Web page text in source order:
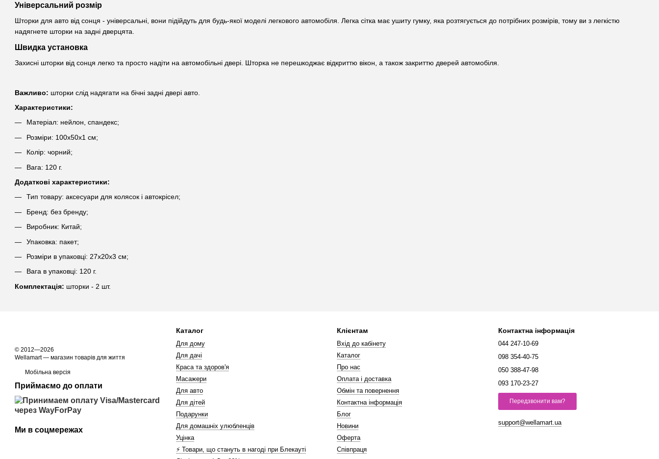
Універсальний розмір
Шторки для авто від сонця - універсальні, вони підійдуть для будь-якої моделі легкового автомобіля. Легка сітка має ушиту гумку, яка розтягується до потрібних розмірів, тому ви з легкістю
надягнете шторки на задні дверцята.
Швидка установка
Захисні шторки від сонця легко та просто надіти на автомобільні двері. Шторка не перешкоджає відкриттю вікон, а також закриттю дверей автомобіля.
Важливо: шторки слід надягати на бічні задні двері авто.
Характеристики:
Матеріал: нейлон, спандекс;
Розміри: 100х50х1 см;
Колір: чорний;
Вага: 120 г.
Додаткові характеристики:
Тип товару: аксесуари для колясок і автокрісел;
Бренд: без бренду;
Виробник: Китай;
Упаковка: пакет;
Розміри в упаковці: 27х20х3 см;
Вага в упаковці: 120 г.
Комплектація: шторки - 2 шт.
© 2012—2026
Wellamart — магазин товарів для життя
Мобільна версія
Приймаємо до оплати
Ми в соцмережах
Каталог
Для дому
Для дачі
Краса та здоров'я
Масажери
Для авто
Для дітей
Подарунки
Для домашніх улюбленців
Уцінка
⚡️ Товари, що стануть в нагоді при Блекауті
Клієнтам
Вхід до кабінету
Каталог
Про нас
Оплата і доставка
Обмін та повернення
Контактна інформація
Блог
Новини
Оферта
Співпраця
Контактна інформація
044 247-10-69
098 354-40-75
050 388-47-98
093 170-23-27
Передзвонити вам?
support@wellamart.ua